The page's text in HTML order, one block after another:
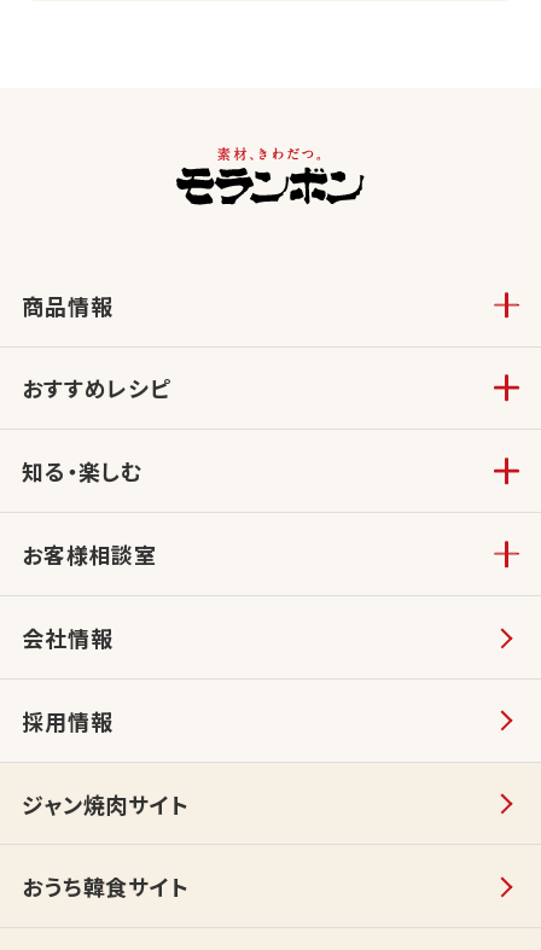
商品情報
おすすめレシピ
知る・楽しむ
お客様相談室
会社情報
採用情報
ジャン焼肉サイト
おうち韓食サイト